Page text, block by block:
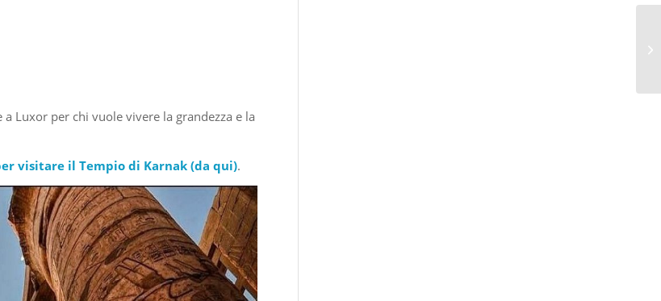
Luxor per chi vuole vivere la grandezza e la
visitare il Tempio di Karnak (da qui).